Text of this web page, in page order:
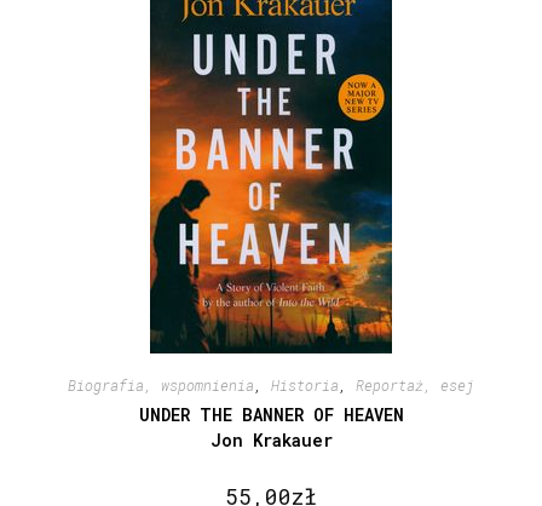
Biografia, wspomnienia, Historia, Reportaż, esej
UNDER THE BANNER OF HEAVEN
Jon Krakauer
55,00zł